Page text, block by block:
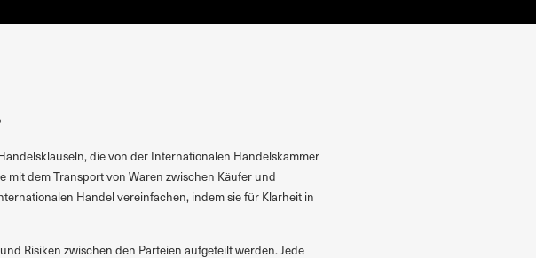
die von der Internationalen Handelskammer
dem Transport von Waren zwischen Käufer und
Handel vereinfachen, indem sie für Klarheit in
Risiken zwischen den Parteien aufgeteilt werden. Jede